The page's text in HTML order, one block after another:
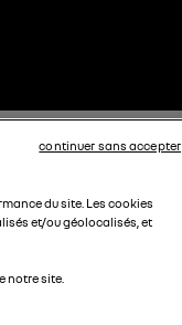
du site. Les cookies
et/ou géolocalisés, et
notre site.
continuer sans accepter